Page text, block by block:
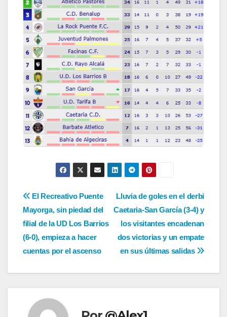
Navegación
de
entradas
Lluvia de goles en el derbi
Caetaria-San García (3-4) y
los visitantes encadenan
dos victorias y un empate
en sus últimas salidas
El Recreativo Puente
Mayorga, sin piedad del
filial de la UD Los Barrios
(6-0), empieza a hacer
cuentas por el ascenso